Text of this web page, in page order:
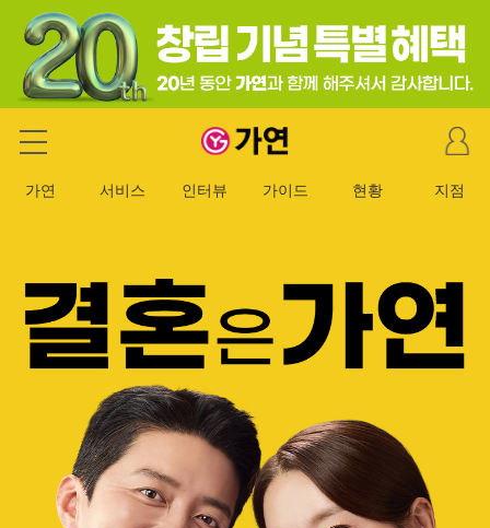
가연 결혼정보회사
마
이
이
가연 서비스 인터뷰 가이드 현황 지점